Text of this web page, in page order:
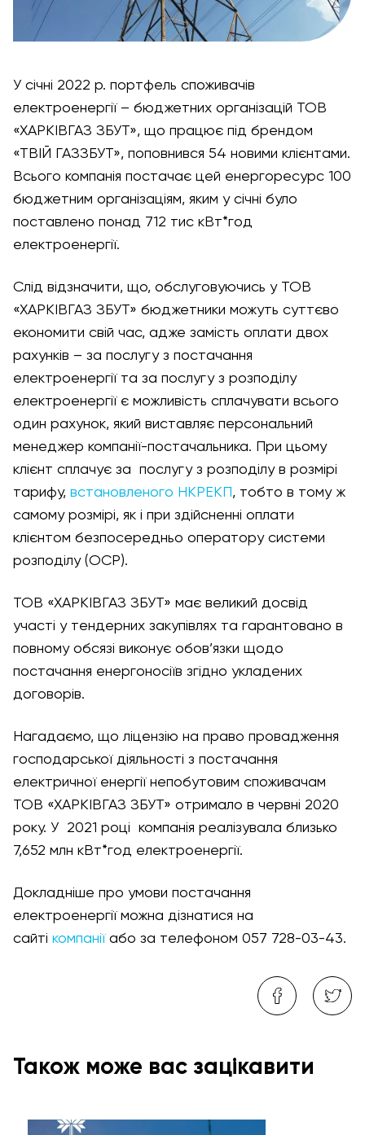
У січні 2022 р. портфель споживачів
електроенергії – бюджетних організацій ТОВ
«ХАРКІВГАЗ ЗБУТ», що працює під брендом
«ТВІЙ ГАЗЗБУТ», поповнився 54 новими клієнтами.
Всього компанія постачає цей енергоресурс 100
бюджетним організаціям, яким у січні було
поставлено понад 712 тис кВт*год
електроенергії.
Слід відзначити, що, обслуговуючись у ТОВ
«ХАРКІВГАЗ ЗБУТ» бюджетники можуть суттєво
економити свій час, адже замість оплати двох
рахунків – за послугу з постачання
електроенергії та за послугу з розподілу
електроенергії є можливість сплачувати всього
один рахунок, який виставляє персональний
менеджер компанії-постачальника. При цьому
клієнт сплачує за послугу з розподілу в розмірі
тарифу, встановленого НКРЕКП, тобто в тому ж
самому розмірі, як і при здійсненні оплати
клієнтом безпосередньо оператору системи
розподілу (ОСР).
ТОВ «ХАРКІВГАЗ ЗБУТ» має великий досвід
участі у тендерних закупівлях та гарантовано в
повному обсязі виконує обов’язки щодо
постачання енергоносіїв згідно укладених
договорів.
Нагадаємо, що ліцензію на право провадження
господарської діяльності з постачання
електричної енергії непобутовим споживачам
ТОВ «ХАРКІВГАЗ ЗБУТ» отримало в червні 2020
року. У 2021 році компанія реалізувала близько
7,652 млн кВт*год електроенергії.
Докладніше про умови постачання
електроенергії можна дізнатися на
сайті компаніїабо за телефоном 057 728-03-43.
Також може вас зацікавити